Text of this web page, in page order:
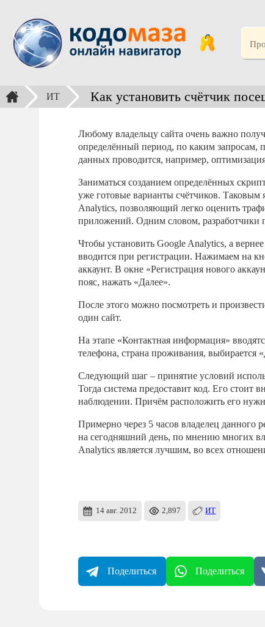
ИТ Как установить счётчик
Любому владельцу сайта очень важно
определённый период, по каким запросам,
данных проводится, например,
Заниматься созданием определённых
уже готовые варианты счётчиков. Таковым
Analytics, позволяющий легко оценить
приложений. Одним словом, разработчики
Чтобы установить Google Analytics, а
вводится при регистрации. Нажимаем на
аккаунт. В окне «Регистрация нового
пояс, нажать «Далее».
После этого можно посмотреть и
один сайт.
На этапе «Контактная информация»
телефона, страна проживания, выбирается
Следующий шаг – принятие условий
Тогда система предоставит код. Его стоит
наблюдении. Причём расположить его
Примерно через 5 часов владелец
на сегодняшний день, по мнению многих
Analytics является лучшим, во всех
14 авг. 2012 2,897 ИТ
Поделиться Поделиться